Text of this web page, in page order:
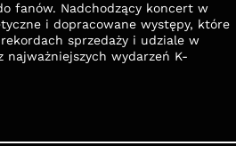
fanów. Nadchodzący koncert w
i dopracowane występy, które
sprzedaży i udziale w
wydarzeń K-